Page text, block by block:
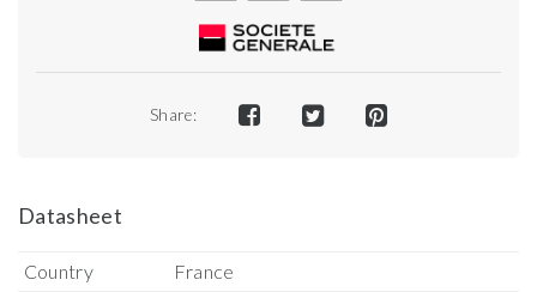
Share:
Datasheet
Country
France